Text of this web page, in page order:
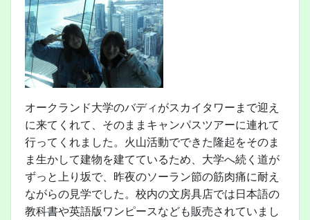
オークランド大学のバディがスカイタワーまで迎え
に来てくれて、そのままキャンパスツアーに連れて
行ってくれました。火山活動でできた隆起をそのま
ま生かして建物を建てているため、大学へ続く道が
ずっと上り坂で、昨夜のソーラン節の筋肉痛に耐え
ながらの見学でした。校内の文房具店では日本語の
教科書や英語版ワンピースなども販売されていまし